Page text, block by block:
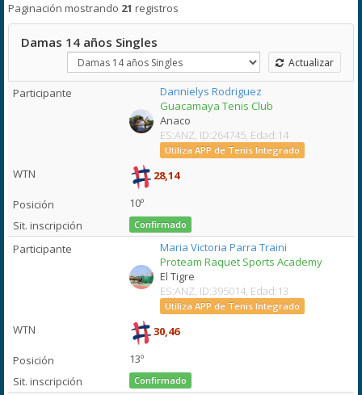
Paginación mostrando 21 registros
Damas 14 años Singles
Actualizar
Dannielys Rodriguez
Guacamaya Tenis Club
Anaco
ES:ANZ, ID:264745, Edad:14
Utiliza APP de Tenis Integrado
28,14
10º
Confirmado
Maria Victoria Parra Traini
Proteam Raquet Sports Academy
El Tigre
ES:ANZ, ID:395014, Edad:13
Utiliza APP de Tenis Integrado
30,46
13º
Confirmado